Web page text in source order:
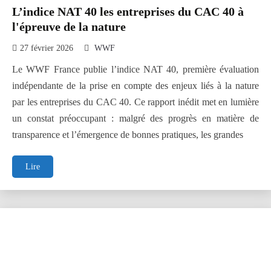
L’indice NAT 40 les entreprises du CAC 40 à
l'épreuve de la nature
27 février 2026 WWF
Le WWF France publie l’indice NAT 40, première évaluation
indépendante de la prise en compte des enjeux liés à la nature
par les entreprises du CAC 40. Ce rapport inédit met en lumière
un constat préoccupant : malgré des progrès en matière de
transparence et l’émergence de bonnes pratiques, les grandes
LireL’indice
NAT
40